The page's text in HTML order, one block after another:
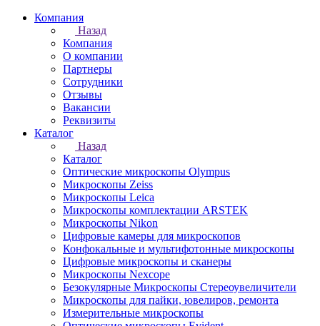
Компания
Назад
Компания
О компании
Партнеры
Сотрудники
Отзывы
Вакансии
Реквизиты
Каталог
Назад
Каталог
Оптические микроскопы Olympus
Микроскопы Zeiss
Микроскопы Leica
Микроскопы комплектации ARSTEK
Микроскопы Nikon
Цифровые камеры для микроскопов
Конфокальные и мультифотонные микроскопы
Цифровые микроскопы и сканеры
Микроскопы Nexcope
Безокулярные Микроскопы Стереоувеличители
Микроскопы для пайки, ювелиров, ремонта
Измерительные микроскопы